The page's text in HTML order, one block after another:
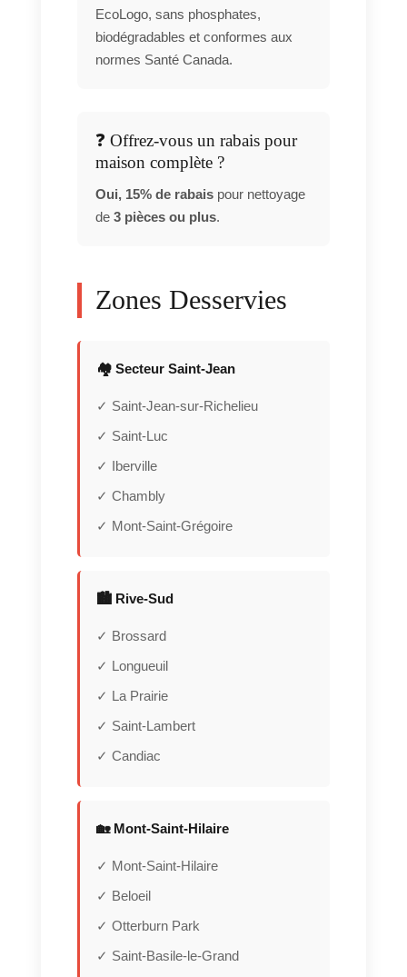
EcoLogo, sans phosphates,
biodégradables et conformes aux
normes Santé Canada.
❓ Offrez-vous un rabais pour
maison complète ?
Oui, 15% de rabais pour nettoyage
de 3 pièces ou plus.
Zones Desservies
🏘️ Secteur Saint-Jean
✓ Saint-Jean-sur-Richelieu
✓ Saint-Luc
✓ Iberville
✓ Chambly
✓ Mont-Saint-Grégoire
🏙️ Rive-Sud
✓ Brossard
✓ Longueuil
✓ La Prairie
✓ Saint-Lambert
✓ Candiac
🏡 Mont-Saint-Hilaire
✓ Mont-Saint-Hilaire
✓ Beloeil
✓ Otterburn Park
✓ Saint-Basile-le-Grand